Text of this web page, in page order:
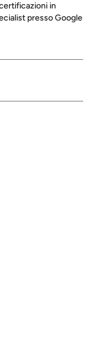
in
presso Google